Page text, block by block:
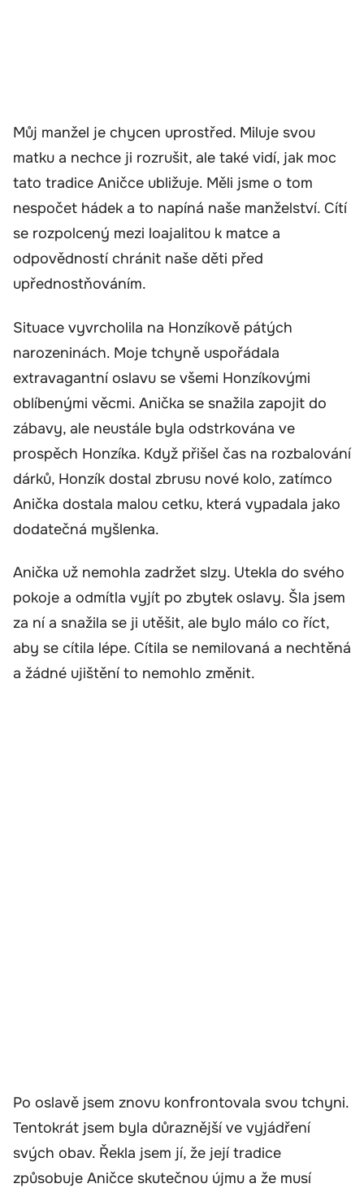
Můj manžel je chycen uprostřed. Miluje svou
matku a nechce ji rozrušit, ale také vidí, jak moc
tato tradice Aničce ubližuje. Měli jsme o tom
nespočet hádek a to napíná naše manželství. Cítí
se rozpolcený mezi loajalitou k matce a
odpovědností chránit naše děti před
upřednostňováním.
Situace vyvrcholila na Honzíkově pátých
narozeninách. Moje tchyně uspořádala
extravagantní oslavu se všemi Honzíkovými
oblíbenými věcmi. Anička se snažila zapojit do
zábavy, ale neustále byla odstrkována ve
prospěch Honzíka. Když přišel čas na rozbalování
dárků, Honzík dostal zbrusu nové kolo, zatímco
Anička dostala malou cetku, která vypadala jako
dodatečná myšlenka.
Anička už nemohla zadržet slzy. Utekla do svého
pokoje a odmítla vyjít po zbytek oslavy. Šla jsem
za ní a snažila se ji utěšit, ale bylo málo co říct,
aby se cítila lépe. Cítila se nemilovaná a nechtěná
a žádné ujištění to nemohlo změnit.
Po oslavě jsem znovu konfrontovala svou tchyni.
Tentokrát jsem byla důraznější ve vyjádření
svých obav. Řekla jsem jí, že její tradice
způsobuje Aničce skutečnou újmu a že musí